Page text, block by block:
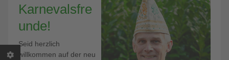
Karnevalsfre
unde!
Seid herzlich
willkommen auf der neu